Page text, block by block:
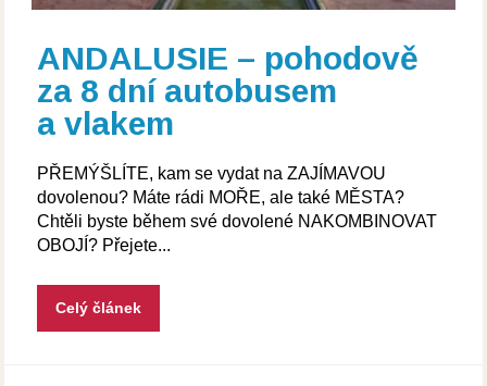
ANDALUSIE – pohodově
za 8 dní autobusem
a vlakem
PŘEMÝŠLÍTE, kam se vydat na ZAJÍMAVOU
dovolenou? Máte rádi MOŘE, ale také MĚSTA?
Chtěli byste během své dovolené NAKOMBINOVAT
OBOJÍ? Přejete...
Celý článek